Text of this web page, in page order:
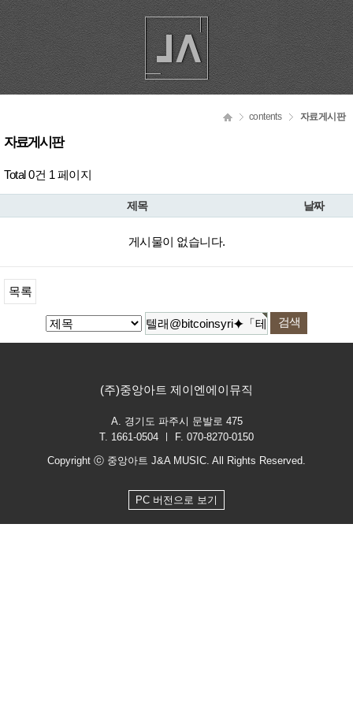
contents 자료게시판
자료게시판
Total 0건 1 페이지
제목 날짜
게시물이 없습니다.
목록
(주)중앙아트 제이엔에이뮤직
A. 경기도 파주시 문발로 475
T. 1661-0504 ㅣ F. 070-8270-0150
Copyright ⓒ 중앙아트 J&A MUSIC. All Rights Reserved.
PC 버전으로 보기